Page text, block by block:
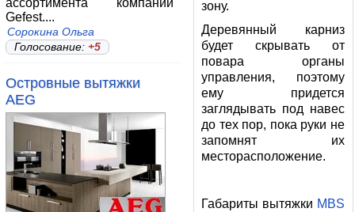
ассортимента компании
Gefest....
Сорокина Ольга
Голосование:+5
Островные вытяжки
AEG
зону.
Деревянный карниз
будет скрывать от
повара органы
управления, поэтому
ему придется
заглядывать под навес
до тех пор, пока руки не
запомнят их
месторасположение.
Габариты вытяжки MBS